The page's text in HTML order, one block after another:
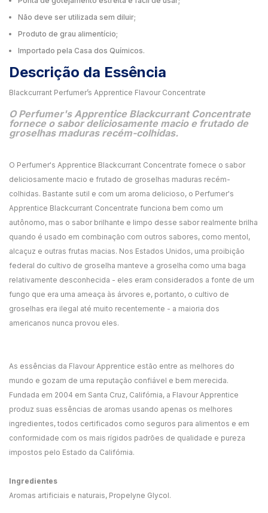
Não deve ser utilizada sem diluir;
Produto de grau alimentício;
Importado pela Casa dos Químicos.
Descrição da Essência
Blackcurrant Perfumer’s Apprentice Flavour Concentrate
O Perfumer's Apprentice Blackcurrant Concentrate
fornece o sabor deliciosamente macio e frutado de
groselhas maduras recém-colhidas.
O Perfumer's Apprentice Blackcurrant Concentrate fornece o sabor
deliciosamente macio e frutado de groselhas maduras recém-
colhidas. Bastante sutil e com um aroma delicioso, o Perfumer's
Apprentice Blackcurrant Concentrate funciona bem como um
autônomo, mas o sabor brilhante e limpo desse sabor realmente brilha
quando é usado em combinação com outros sabores, como mentol,
alcaçuz e outras frutas macias. Nos Estados Unidos, uma proibição
federal do cultivo de groselha manteve a groselha como uma baga
relativamente desconhecida - eles eram considerados a fonte de um
fungo que era uma ameaça às árvores e, portanto, o cultivo de
groselhas era ilegal até muito recentemente - a maioria dos
americanos nunca provou eles.
As essências da Flavour Apprentice estão entre as melhores do
mundo e gozam de uma reputação confiável e bem merecida.
Fundada em 2004 em Santa Cruz, Califórnia, a Flavour Apprentice
produz suas essências de aromas usando apenas os melhores
ingredientes, todos certificados como seguros para alimentos e em
conformidade com os mais rígidos padrões de qualidade e pureza
impostos pelo Estado da Califórnia.
Ingredientes
Aromas artificiais e naturais, Propelyne Glycol.